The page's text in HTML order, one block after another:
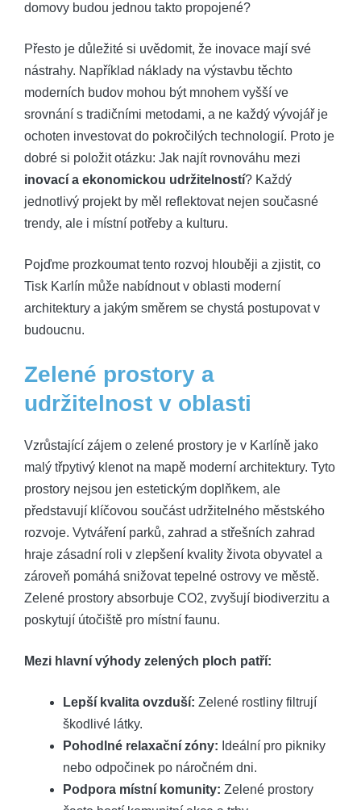
domovy budou jednou takto propojené?
Přesto je důležité si uvědomit, že inovace mají své
nástrahy. Například náklady na výstavbu těchto
moderních budov mohou být mnohem vyšší ve
srovnání s tradičními metodami, a ne každý vývojář je
ochoten investovat do pokročilých technologií. Proto je
dobré si položit otázku: Jak najít rovnováhu mezi
inovací a ekonomickou udržitelností? Každý
jednotlivý projekt by měl reflektovat nejen současné
trendy, ale i místní potřeby a kulturu.
Pojďme prozkoumat tento rozvoj hlouběji a zjistit, co
Tisk Karlín může nabídnout v oblasti moderní
architektury a jakým směrem se chystá postupovat v
budoucnu.
Zelené prostory a
udržitelnost v oblasti
Vzrůstající zájem o zelené prostory je v Karlíně jako
malý třpytivý klenot na mapě moderní architektury. Tyto
prostory nejsou jen estetickým doplňkem, ale
představují klíčovou součást udržitelného městského
rozvoje. Vytváření parků, zahrad a střešních zahrad
hraje zásadní roli v zlepšení kvality života obyvatel a
zároveň pomáhá snižovat tepelné ostrovy ve městě.
Zelené prostory absorbuje CO2, zvyšují biodiverzitu a
poskytují útočiště pro místní faunu.
Mezi hlavní výhody zelených ploch patří:
Lepší kvalita ovzduší: Zelené rostliny filtrují
škodlivé látky.
Pohodlné relaxační zóny: Ideální pro pikniky
nebo odpočinek po náročném dni.
Podpora místní komunity: Zelené prostory